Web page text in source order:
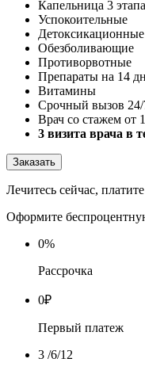
Капельница 3
Успокоительные
Детоксикационные
Обезболивающие
Противорвотные
Препараты на 14
Витамины
Срочный вызов
Врач со стажем от
3 визита врача в
Заказать
Лечитесь сейчас,
Оформите
0%
Рассрочка
0₽
Первый платеж
3 /6/12